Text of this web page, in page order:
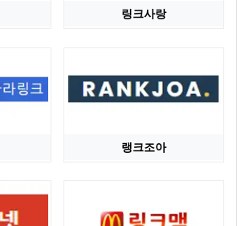
링크사랑
랭크조아